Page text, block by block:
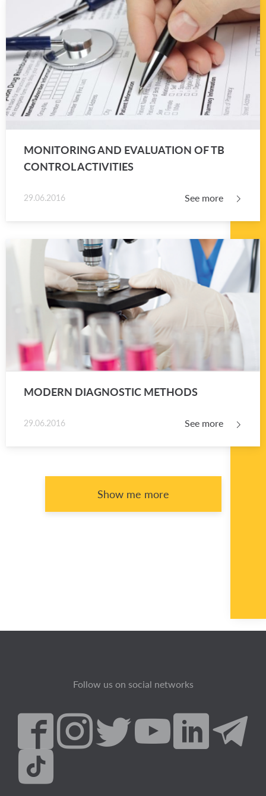
MON­I­TOR­ING AND EVAL­U­A­TION OF TB
CON­TROL AC­TIV­I­TIES
29.06.2016 See more
MOD­ERN DI­AG­NOS­TIC METH­ODS
29.06.2016 See more
Show me more
Follow us on social networks